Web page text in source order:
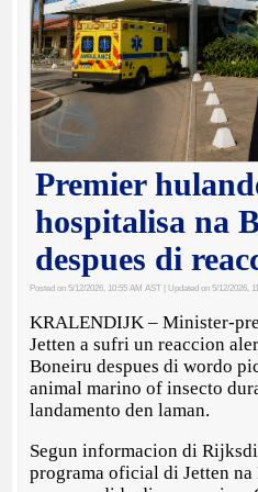
Premier
hospitalisa na
despues di
Posted on 5/12/2026, 10:55 AM AST | Updated on 5/12/2026,
KRALENDIJK – Minister-
Jetten a sufri un reaccion
Boneiru despues di wordo
animal marino of insecto
landamento den laman.
Segun informacion di
programa oficial di Jetten